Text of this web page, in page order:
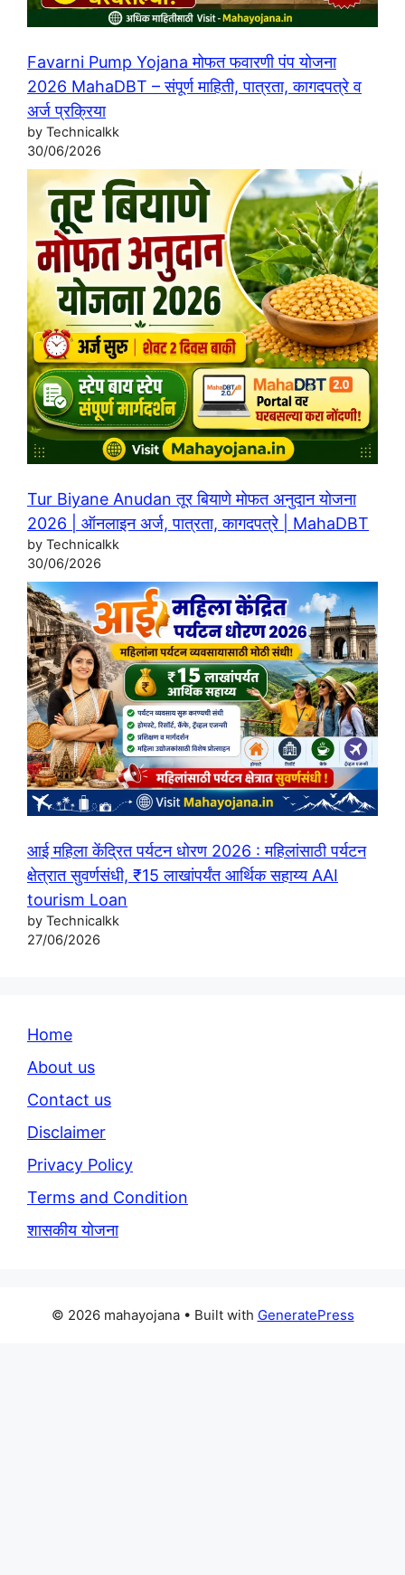
Favarni Pump Yojana मोफत फवारणी पंप योजना
2026 MahaDBT – संपूर्ण माहिती, पात्रता, कागदपत्रे व
अर्ज प्रक्रिया
by Technicalkk
30/06/2026
Tur Biyane Anudan तूर बियाणे मोफत अनुदान योजना
2026 | ऑनलाइन अर्ज, पात्रता, कागदपत्रे | MahaDBT
by Technicalkk
30/06/2026
आई महिला केंद्रित पर्यटन धोरण 2026 : महिलांसाठी पर्यटन
क्षेत्रात सुवर्णसंधी, ₹15 लाखांपर्यंत आर्थिक सहाय्य AAI
tourism Loan
by Technicalkk
27/06/2026
Home
About us
Contact us
Disclaimer
Privacy Policy
Terms and Condition
शासकीय योजना
© 2026 mahayojana• Built with GeneratePress